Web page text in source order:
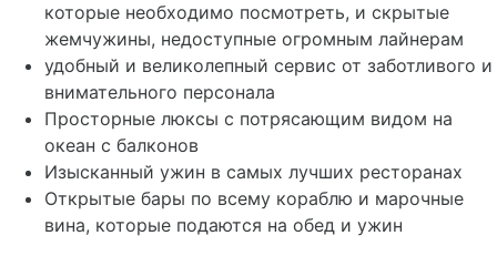
которые необходимо посмотреть, и скрытые
жемчужины, недоступные огромным лайнерам
удобный и великолепный сервис от заботливого и
внимательного персонала
Просторные люксы с потрясающим видом на
океан с балконов
Изысканный ужин в самых лучших ресторанах
Открытые бары по всему кораблю и марочные
вина, которые подаются на обед и ужин